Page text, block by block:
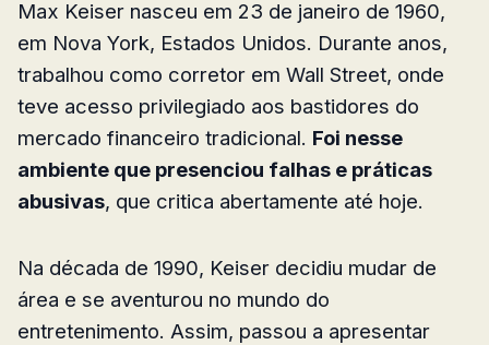
Max Keiser nasceu em 23 de janeiro de 1960,
em Nova York, Estados Unidos. Durante anos,
trabalhou como corretor em Wall Street, onde
teve acesso privilegiado aos bastidores do
mercado financeiro tradicional. Foi nesse
ambiente que presenciou falhas e práticas
abusivas, que critica abertamente até hoje.
Na década de 1990, Keiser decidiu mudar de
área e se aventurou no mundo do
entretenimento. Assim, passou a apresentar